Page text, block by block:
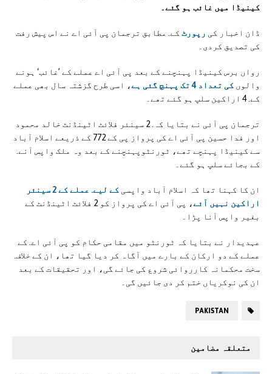
کینیڈا میں غائب ہو گئے۔
ڈان اخبار کی رپورٹ کے. مطابق ترجمان پی آئی اے نے اس پیش رفت
کی تصدیق کردی۔
رواں برس کینیڈا پہنچنے کے بعد پی آئی اے عملے کے ’غائب‘ ہونے
والوں کی تعداد 4 تک پہنچ گئی ہے
، اسی طرح گزشتہ سال بھی عملے
کے. 4 اراکین سلپ ہو گئے تھے۔
ترجمان پی آئی نے بتایا کہ. 2 سینئر فلائٹ اٹینڈنٹ خالد محمود
اور فدا حسین پی آئی اے کی پرواز پی کے 772 کے ذریعے اسلام آباد
سے کینیڈا پہنچے تھے، ٹورنٹوپہنچنے کے بعد وہ ملک واپس آنے.
کے بجائے سلپ ہو گئے۔
ان کا کہنا تھا کہ اسلام آباد واپسی
کے لیے. عملے کے 2 سینئر
اراکین نہیں آئے
، پی آئی اے کی پرواز کو 2 فلائٹ اٹینڈنٹ کے
بغیر واپس آنا پڑا۔
عہدیدار نے بتایا کہ ٹورنٹو میں مقامی حکام کو پی آئی اے. کے
عملے کے دو ارکان کے بارے میں آگاہ کر دیا گیا تھا، ان کے خلاف.
سخت محکمانہ کارروائی شروع کی جائے گی، اور تحقیقات کے بعد
ان کی نوکریاں ختم کر دی جائیں گی۔
PAKISTAN
متعلقہ مضامین